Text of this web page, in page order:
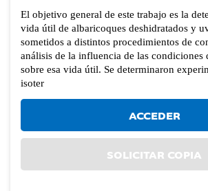
El objetivo general de este trabajo es la
vida útil de albaricoques deshidratados y
sometidos a distintos procedimientos de
análisis de la influencia de las condiciones
sobre esa vida útil. Se determinaron
isoter
ACCEDER
SOLICITAR COPIA